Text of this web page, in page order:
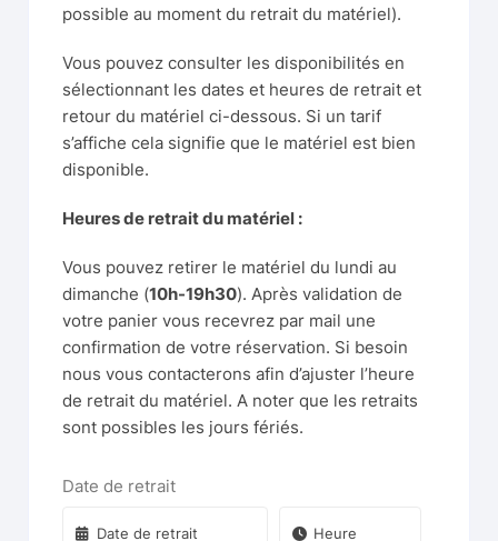
possible au moment du retrait du matériel).
Vous pouvez consulter les disponibilités en
sélectionnant les dates et heures de retrait et
retour du matériel ci-dessous. Si un tarif
s’affiche cela signifie que le matériel est bien
disponible.
Heures de retrait du matériel :
Vous pouvez retirer le matériel du lundi au
dimanche (10h-19h30). Après validation de
votre panier vous recevrez par mail une
confirmation de votre réservation. Si besoin
nous vous contacterons afin d’ajuster l’heure
de retrait du matériel. A noter que les retraits
sont possibles les jours fériés.
Date de retrait